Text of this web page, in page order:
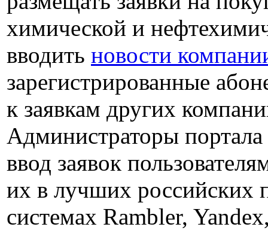
химической и
вводить новости
зарегистрированные
к заявкам других
Администраторы
ввод заявок
их в лучших российских
системах Rambler,